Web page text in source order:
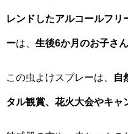
レンドしたアルコールフリ
ーは、 生後6か月のお子さ
この虫よけスプレーは、 自
タル観賞、花火大会やキャ